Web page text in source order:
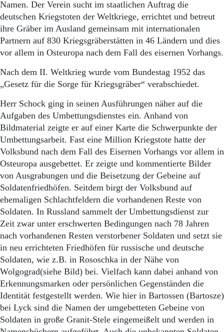
Namen. Der Verein sucht im staatlichen Auftrag die
deutschen Kriegstoten der Weltkriege, errichtet und betreut
ihre Gräber im Ausland gemeinsam mit internationalen
Partnern auf 830 Kriegsgräberstätten in 46 Ländern und dies
vor allem in Osteuropa nach dem Fall des eisernen Vorhangs.
Nach dem II. Weltkrieg wurde vom Bundestag 1952 das
„Gesetz für die Sorge für Kriegsgräber“ verabschiedet.
Herr Schock ging in seinen Ausführungen näher auf die
Aufgaben des Umbettungsdienstes ein. Anhand von
Bildmaterial zeigte er auf einer Karte die Schwerpunkte der
Umbettungsarbeit. Fast eine Million Kriegstote hatte der
Volksbund nach dem Fall des Eisernen Vorhangs vor allem in
Osteuropa ausgebettet. Er zeigte und kommentierte Bilder
von Ausgrabungen und die Beisetzung der Gebeine auf
Soldatenfriedhöfen. Seitdem birgt der Volksbund auf
ehemaligen Schlachtfeldern die vorhandenen Reste von
Soldaten. In Russland sammelt der Umbettungsdienst zur
Zeit zwar unter erschwerten Bedingungen nach 78 Jahren
nach vorhandenen Resten verstorbener Soldaten und setzt sie
in neu errichteten Friedhöfen für russische und deutsche
Soldaten, wie z.B. in Rososchka in der Nähe von
Wolgograd(siehe Bild) bei. Vielfach kann dabei anhand von
Erkennungsmarken oder persönlichen Gegenständen die
Identität festgestellt werden. Wie hier in Bartossen (Bartosze)
bei Lyck sind die Namen der umgebetteten Gebeine von
Soldaten in große Granit-Stele eingemeißelt und werden in